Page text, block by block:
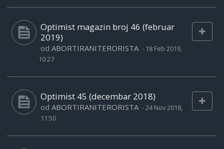
Optimist magazin broj 46 (februar
2019)
od ABORTIRANITERORISTA - 18 Feb 2019,
10:27
Optimist 45 (decembar 2018)
od ABORTIRANITERORISTA -24 Nov 2018,
11:50